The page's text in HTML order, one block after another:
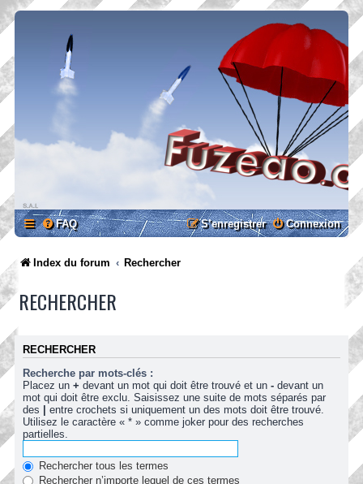
FAQ Connexion
S’enregistrer
Index du forum Rechercher
RECHERCHER
RECHERCHER
Recherche par mots-clés :
Placez un + devant un mot qui doit être trouvé et un - devant un
mot qui doit être exclu. Saisissez une suite de mots séparés par
des | entre crochets si uniquement un des mots doit être trouvé.
Utilisez le caractère « * » comme joker pour des recherches
partielles.
Rechercher tous les termes
Rechercher n’importe lequel de ces termes